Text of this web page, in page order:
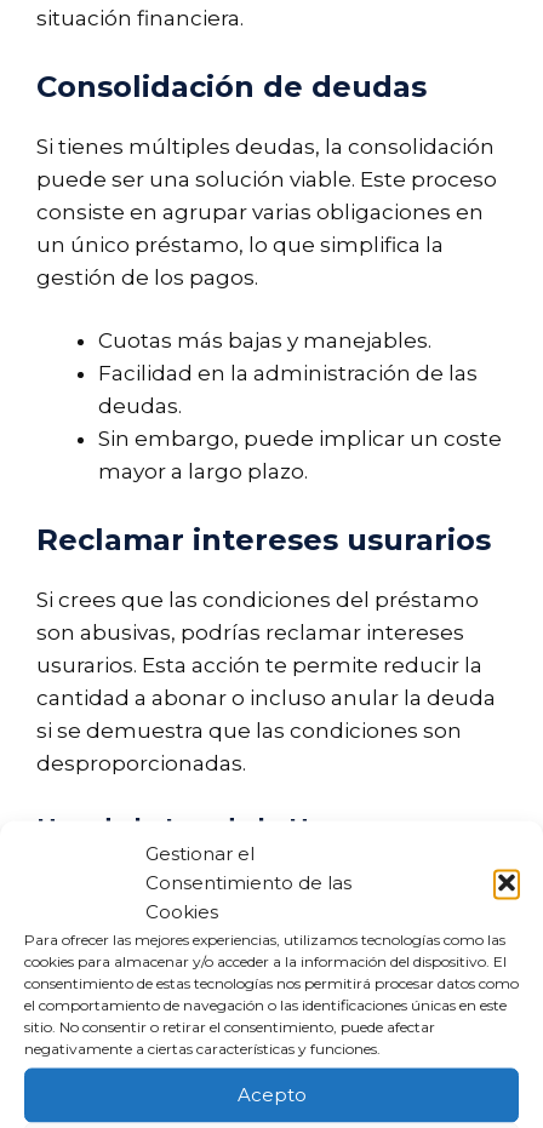
Gestionar el
Consentimiento de las
Cookies
Para ofrecer las mejores experiencias, utilizamos tecnologías como las
cookies para almacenar y/o acceder a la información del dispositivo. El
consentimiento de estas tecnologías nos permitirá procesar datos como
el comportamiento de navegación o las identificaciones únicas en este
sitio. No consentir o retirar el consentimiento, puede afectar
negativamente a ciertas características y funciones.
Acepto
situación financiera.
Consolidación de deudas
Si tienes múltiples deudas, la consolidación
puede ser una solución viable. Este proceso
consiste en agrupar varias obligaciones en
un único préstamo, lo que simplifica la
gestión de los pagos.
Cuotas más bajas y manejables.
Facilidad en la administración de las
deudas.
Sin embargo, puede implicar un coste
mayor a largo plazo.
Reclamar intereses usurarios
Si crees que las condiciones del préstamo
son abusivas, podrías reclamar intereses
usurarios. Esta acción te permite reducir la
cantidad a abonar o incluso anular la deuda
si se demuestra que las condiciones son
desproporcionadas.
Uso de la Ley de la Usura
La Ley de la Usura establece que los
contratos con tasas de interés excesivas
pueden ser nulos. Si consideras que has
pagado más intereses que el capital inicial,
puedes solicitar la devolución de los
excedentes o la anulación de los intereses